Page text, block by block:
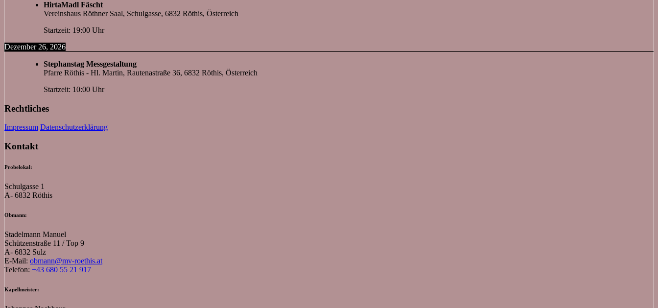
HirtaMadl Fäscht
Vereinshaus Röthner Saal, Schulgasse, 6832 Röthis, Österreich
Startzeit: 19:00 Uhr
Dezember 26, 2026
Stephanstag Messgestaltung
Pfarre Röthis - Hl. Martin, Rautenastraße 36, 6832 Röthis, Österreich
Startzeit: 10:00 Uhr
Rechtliches
Impressum Datenschutzerklärung
Kontakt
Probelokal:
Schulgasse 1
A- 6832 Röthis
Obmann:
Stadelmann Manuel
Schützenstraße 11 / Top 9
A- 6832 Sulz
E-Mail: obmann@mv-roethis.at
Telefon: +43 680 55 21 917
Kapellmeister: